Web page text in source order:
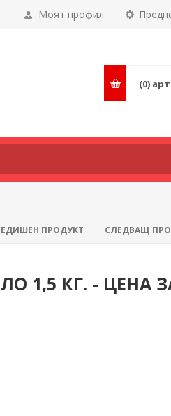
Моят профил
(0)
ПРОДУКТ СЛЕДВАЩ
1,5 КГ. - ЦЕНА